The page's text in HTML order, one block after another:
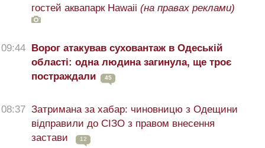
гостей аквапарк Hawaii (на правах реклами)
09:44 Ворог атакував суховантаж в Одеській
області: одна людина загинула, ще троє
постраждали
45
08:37 Затримана за хабар: чиновницю з Одещини
відправили до СІЗО з правом внесення
застави
12